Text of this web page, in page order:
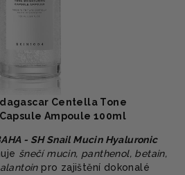
Centella Tone
Ampoule 100ml
- SH Snail Mucin Hyaluronic
šnečí mucin, panthenol, betain,
pro zajištění dokonalé